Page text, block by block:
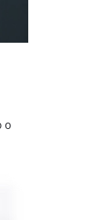
o